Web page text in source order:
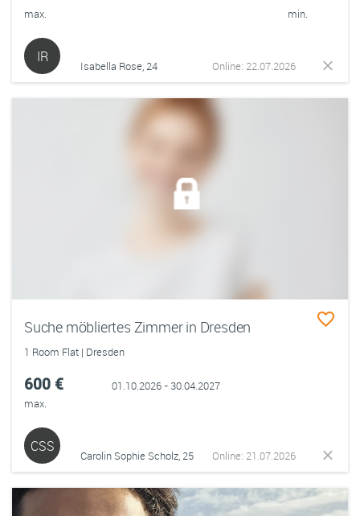
max. min.
IR
Isabella Rose, 24 Online: 22.07.2026
Suche möbliertes Zimmer in Dresden
1 Room Flat | Dresden
600 €
max.
01.10.2026 - 30.04.2027
CSS
Carolin Sophie Scholz, 25 Online: 21.07.2026